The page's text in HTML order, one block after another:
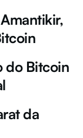
do Bitcoin
da